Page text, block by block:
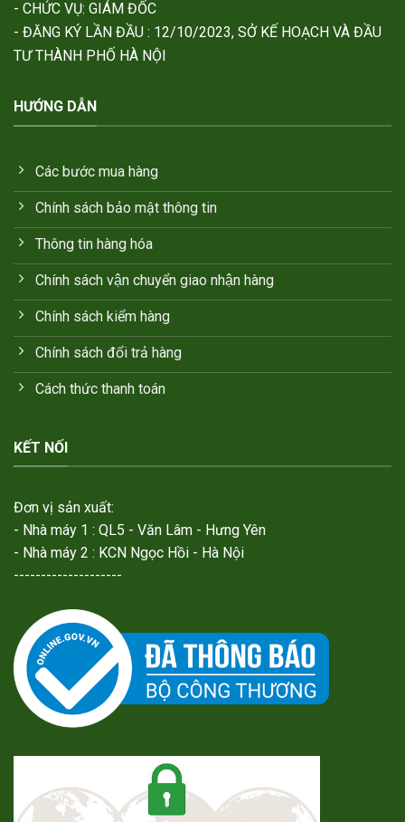
- CHỨC VỤ: GIÁM ĐỐC
- ĐĂNG KÝ LẦN ĐẦU : 12/10/2023, SỞ KẾ HOẠCH VÀ ĐẦU
TƯ THÀNH PHỐ HÀ NỘI
HƯỚNG DẪN
Các bước mua hàng
Chính sách bảo mật thông tin
Thông tin hàng hóa
Chính sách vận chuyển giao nhận hàng
Chính sách kiểm hàng
Chính sách đổi trả hàng
Cách thức thanh toán
KẾT NỐI
Đơn vị sản xuất:
- Nhà máy 1 : QL5 - Văn Lâm - Hưng Yên
- Nhà máy 2 : KCN Ngọc Hồi - Hà Nội
--------------------